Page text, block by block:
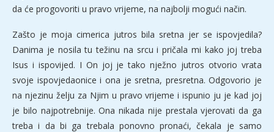
da će progovoriti u pravo vrijeme, na najbolji mogući način.
Zašto je moja cimerica jutros bila sretna jer se ispovjedila?
Danima je nosila tu težinu na srcu i pričala mi kako joj treba
Isus i ispovijed. I On joj je tako nježno jutros otvorio vrata
svoje ispovjedaonice i ona je sretna, presretna. Odgovorio je
na njezinu želju za Njim u pravo vrijeme i ispunio ju je kad joj
je bilo najpotrebnije. Ona nikada nije prestala vjerovati da ga
treba i da bi ga trebala ponovno pronaći, čekala je samo